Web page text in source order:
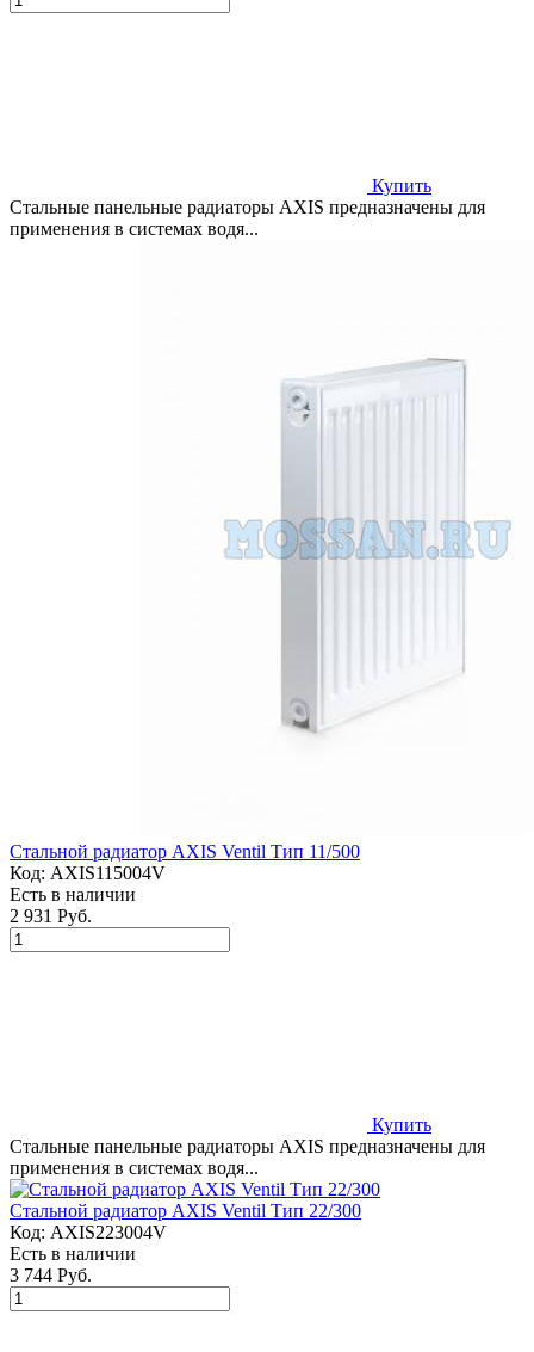
Купить
Стальные панельные радиаторы AXIS предназначены для
применения в системах водя...
Стальной радиатор AXIS Ventil Тип 11/500
Код: AXIS115004V
Есть в наличии
2 931 Руб.
Купить
Стальные панельные радиаторы AXIS предназначены для
применения в системах водя...
Стальной радиатор AXIS Ventil Тип 22/300
Код: AXIS223004V
Есть в наличии
3 744 Руб.